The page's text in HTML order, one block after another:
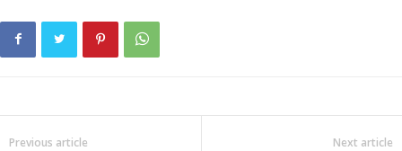
Previous article Next article